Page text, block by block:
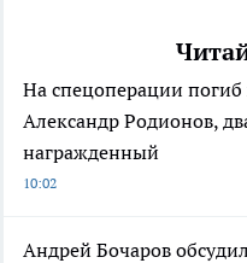
На спецоперации погиб
Александр Родионов,
награжденный
10:02
Андрей Бочаров